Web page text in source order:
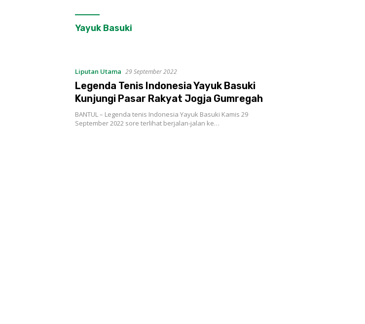
Yayuk Basuki
Liputan Utama 29 September 2022
Legenda Tenis Indonesia Yayuk Basuki
Kunjungi Pasar Rakyat Jogja Gumregah
BANTUL – Legenda tenis Indonesia Yayuk Basuki Kamis 29
September 2022 sore terlihat berjalan-jalan ke…